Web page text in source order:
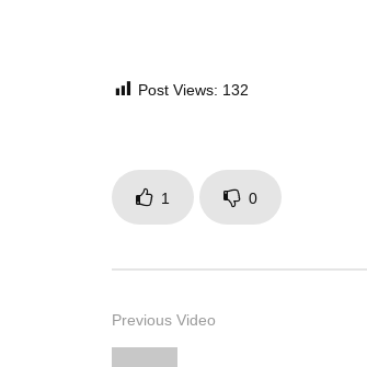
Post Views: 132
1 0
Previous Video